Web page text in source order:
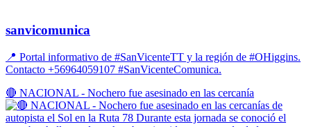
sanvicomunica
📍 Portal informativo de #SanVicenteTT y la región de #OHiggins.
Contacto +56964059107 #SanVicenteComunica.
🔴 NACIONAL - Nochero fue asesinado en las cercanía